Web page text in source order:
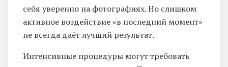
себя уверенно на фотографиях. Но слишком
активное воздействие «в последний момент»
не всегда даёт лучший результат.
Интенсивные процедуры могут требовать